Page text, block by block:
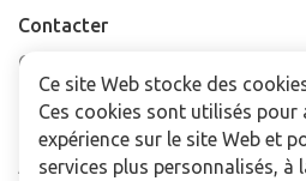
Contacter
Contactez-nous
Trouver un point de vente
FAQ
Abonnez-vous à la newsletter
Ce site Web stocke des
Ces cookies sont utilisés pour
expérience sur le site Web et
services plus personnalisés, à